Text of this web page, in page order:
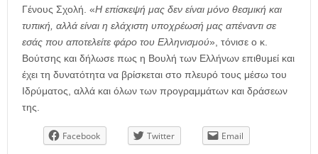
Γένους Σχολή. «Η επίσκεψή μας δεν είναι μόνο θεσμική και
τυπική, αλλά είναι η ελάχιστη υποχρέωσή μας απέναντι σε
εσάς που αποτελείτε φάρο του Ελληνισμού», τόνισε ο κ.
Βούτσης και δήλωσε πως η Βουλή των Ελλήνων επιθυμεί και
έχει τη δυνατότητα να βρίσκεται στο πλευρό τους μέσω του
Ιδρύματος, αλλά και όλων των προγραμμάτων και δράσεων
της.
Facebook Twitter Email